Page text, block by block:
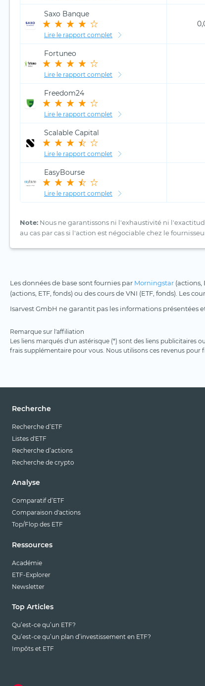
Saxo Banque
Lire le rapport complet
Fortuneo
Lire le rapport complet
Freedom24
Lire le rapport complet
Scalable Capital
Lire le rapport complet
EasyBourse
Lire le rapport complet
Note: Nous ne garantissons ni l'exhaustivité ni
au cas par cas si l'action est négociable chez le
Les données de base sont fournies par Morningstar (actions,
(actions, ETF, fonds) ou des cours de VNI (ETF, fonds). Les
Isarvest GmbH ne garantit pas les informations présentées
Remarque sur l'affiliation
Les liens marqués d'un astérisque (*) sont des liens publicitaires
frais supplémentaire pour vous. Nous utilisons ces revenus
Recherche
Recherche d’ETF
Listes d'ETF
Recherche d’actions
Recherche de crypto
Analyse
Comparatif d’ETF
Comparaison d'actions
Top/Flop des ETF
Ressources
Académie
ETF-Explorer
Newsletter
Top Articles
Qu’est-ce qu’un ETF?
Qu’est-ce qu’un plan d’investissement en ETF?
Impôts et ETF